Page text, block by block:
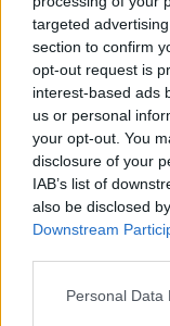
targeted
section to confirm
opt-out request is
interest-based ads
us or personal
your opt-out. You
disclosure of your
IAB’s list of
also be disclosed
Downstream
Personal Data
Νέα πρόκληση
οφείλεται στην
22:53
Διακινούσαν
Ζωγράφου
22:45
Σητεία: Ένα
Λιθίνες
Ιωάννα Τούνη: